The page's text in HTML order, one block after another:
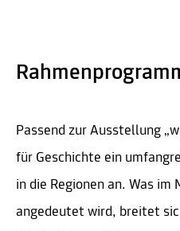
Passend zur Ausstellung
für Geschichte ein
in die Regionen an. Was
angedeutet wird, breitet